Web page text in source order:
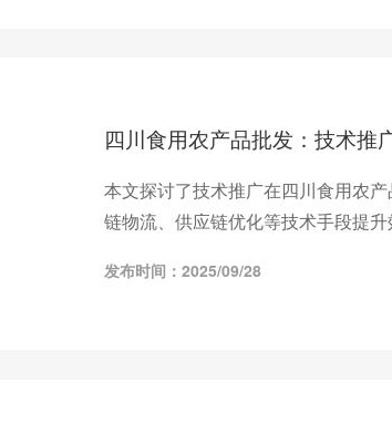
四川食用农产品批发：技术推
本文探讨了技术推广在四川食用农
链物流、供应链优化等技术手段提
发布时间：2025/09/28